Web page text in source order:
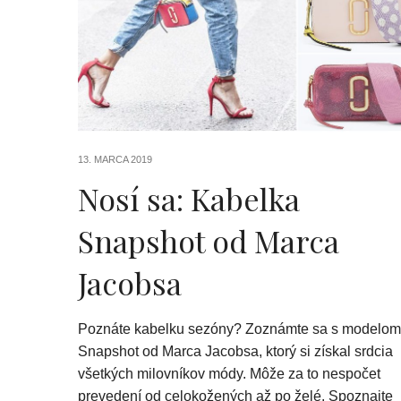
13. MARCA 2019
Nosí sa: Kabelka
Snapshot od Marca
Jacobsa
Poznáte kabelku sezóny? Zoznámte sa s modelom
Snapshot od Marca Jacobsa, ktorý si získal srdcia
všetkých milovníkov módy. Môže za to nespočet
prevedení od celokožených až po želé. Spoznajte